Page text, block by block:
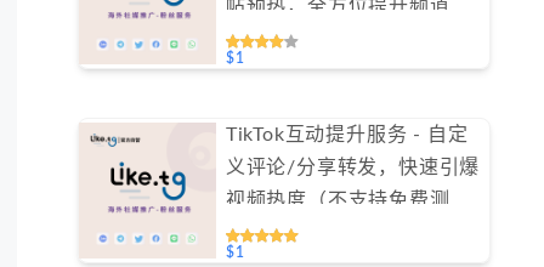
帖预热，全方位提升频道活
跃度（不支持免费测试）
$1
TikTok互动提升服务 - 自定
义评论/分享转发，快速引爆
视频热度（不支持免费测
试）
$1